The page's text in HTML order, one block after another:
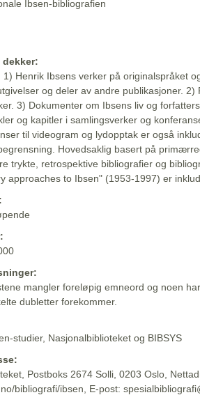
Ibsen-bibliografien
1) Henrik Ibsens verker på originalspråket
og deler av andre publikasjoner.
3) Dokumenter om Ibsens liv og
og kapitler i samlingsverker og
til videogram og lydopptak er også
Hovedsaklig basert på
trykte, retrospektive bibliografier og
approaches to Ibsen" (1953-1997) er
mangler foreløpig emneord og noen
dubletter forekommer.
studier, Nasjonalbiblioteket og BIBSYS
Postboks 2674 Solli, 0203 Oslo,
bibliografi/ibsen, E-post: